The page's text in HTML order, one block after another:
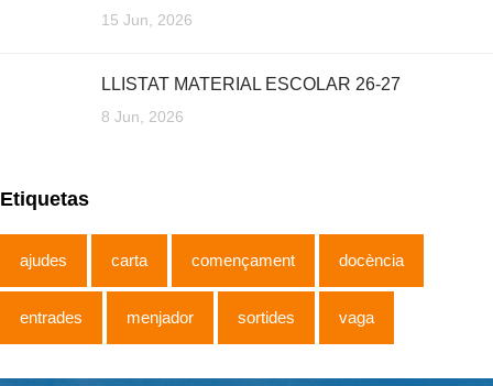
15 Jun, 2026
LLISTAT MATERIAL ESCOLAR 26-27
8 Jun, 2026
Etiquetas
ajudes carta començament docència
entrades menjador sortides vaga